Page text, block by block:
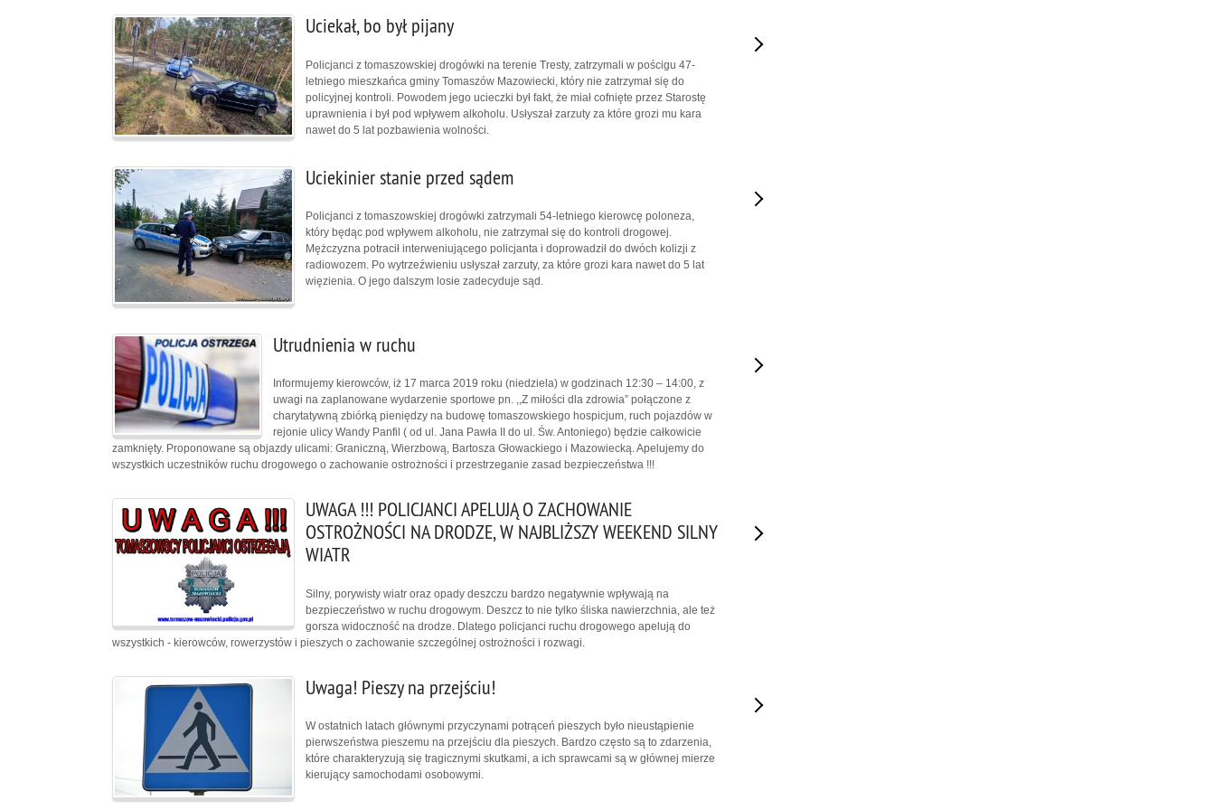
Uciekał, bo był pijany
Policjanci z tomaszowskiej drogówki na terenie Tresty, zatrzymali w pościgu 47-
letniego mieszkańca gminy Tomaszów Mazowiecki, który nie zatrzymał się do
policyjnej kontroli. Powodem jego ucieczki był fakt, że miał cofnięte przez Starostę
uprawnienia i był pod wpływem alkoholu. Usłyszał zarzuty za które grozi mu kara
nawet do 5 lat pozbawienia wolności.
Uciekinier stanie przed sądem
Policjanci z tomaszowskiej drogówki zatrzymali 54-letniego kierowcę poloneza,
który będąc pod wpływem alkoholu, nie zatrzymał się do kontroli drogowej.
Mężczyzna potracił interweniującego policjanta i doprowadził do dwóch kolizji z
radiowozem. Po wytrzeźwieniu usłyszał zarzuty, za które grozi kara nawet do 5 lat
więzienia. O jego dalszym losie zadecyduje sąd.
Utrudnienia w ruchu
Informujemy kierowców, iż 17 marca 2019 roku (niedziela) w godzinach 12:30 – 14:00, z
uwagi na zaplanowane wydarzenie sportowe pn. ,,Z miłości dla zdrowia” połączone z
charytatywną zbiórką pieniędzy na budowę tomaszowskiego hospicjum, ruch pojazdów w
rejonie ulicy Wandy Panfil ( od ul. Jana Pawła II do ul. Św. Antoniego) będzie całkowicie
zamknięty. Proponowane są objazdy ulicami: Graniczną, Wierzbową, Bartosza Głowackiego i Mazowiecką. Apelujemy do
wszystkich uczestników ruchu drogowego o zachowanie ostrożności i przestrzeganie zasad bezpieczeństwa !!!
UWAGA !!! POLICJANCI APELUJĄ O ZACHOWANIE
OSTROŻNOŚCI NA DRODZE, W NAJBLIŻSZY WEEKEND SILNY
WIATR
Silny, porywisty wiatr oraz opady deszczu bardzo negatywnie wpływają na
bezpieczeństwo w ruchu drogowym. Deszcz to nie tylko śliska nawierzchnia, ale też
gorsza widoczność na drodze. Dlatego policjanci ruchu drogowego apelują do
wszystkich - kierowców, rowerzystów i pieszych o zachowanie szczególnej ostrożności i rozwagi.
Uwaga! Pieszy na przejściu!
W ostatnich latach głównymi przyczynami potrąceń pieszych było nieustąpienie
pierwszeństwa pieszemu na przejściu dla pieszych. Bardzo często są to zdarzenia,
które charakteryzują się tragicznymi skutkami, a ich sprawcami są w głównej mierze
kierujący samochodami osobowymi.